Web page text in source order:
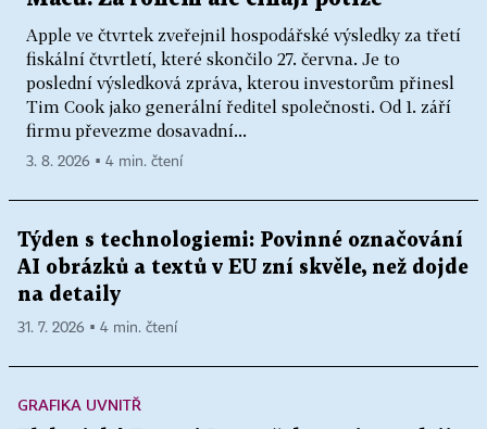
Apple ve čtvrtek zveřejnil hospodářské výsledky za třetí
fiskální čtvrtletí, které skončilo 27. června. Je to
poslední výsledková zpráva, kterou investorům přinesl
Tim Cook jako generální ředitel společnosti. Od 1. září
firmu převezme dosavadní...
3. 8. 2026 ▪ 4 min. čtení
Týden s technologiemi: Povinné označování
AI obrázků a textů v EU zní skvěle, než dojde
na detaily
31. 7. 2026 ▪ 4 min. čtení
GRAFIKA UVNITŘ